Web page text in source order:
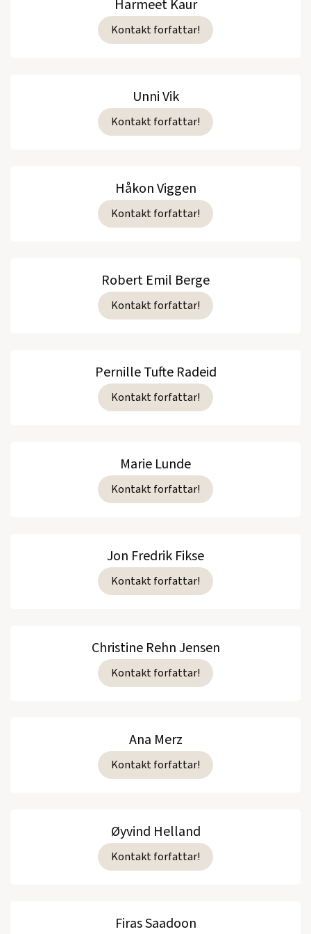
Harmeet Kaur
Kontakt forfattar!
Unni Vik
Kontakt forfattar!
Håkon Viggen
Kontakt forfattar!
Robert Emil Berge
Kontakt forfattar!
Pernille Tufte Radeid
Kontakt forfattar!
Marie Lunde
Kontakt forfattar!
Jon Fredrik Fikse
Kontakt forfattar!
Christine Rehn Jensen
Kontakt forfattar!
Ana Merz
Kontakt forfattar!
Øyvind Helland
Kontakt forfattar!
Firas Saadoon